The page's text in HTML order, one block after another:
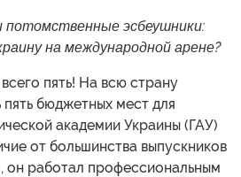
эсбеушники:
на международной арене?
пять! На всю страну
бюджетных мест для
академии Украины (ГАУ)
от большинства выпускников
он работал профессиональным